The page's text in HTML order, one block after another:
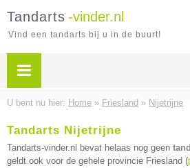
Tandarts -vinder.nl
Vind een tandarts bij u in de buurt!
U bent nu hier: Home » Friesland » Nijetrijne
Tandarts Nijetrijne
Tandarts-vinder.nl bevat helaas nog geen
geldt ook voor de gehele provincie Friesland (